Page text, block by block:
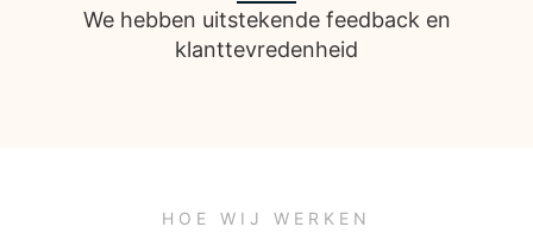
We hebben uitstekende feedback en
klanttevredenheid
HOE WIJ WERKEN